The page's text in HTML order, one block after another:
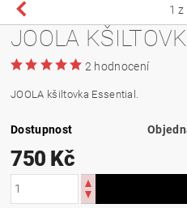
1 z
JOOLA
2 hodnocení
JOOLA kšiltovka Essential.
Dostupnost
750 Kč